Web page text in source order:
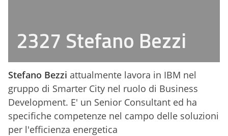
2327 Stefano Bezzi
Stefano Bezzi attualmente lavora in IBM nel
gruppo di Smarter City nel ruolo di Business
Development. E' un Senior Consultant ed ha
specifiche competenze nel campo delle soluzioni
per l'efficienza energetica